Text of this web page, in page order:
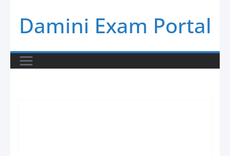
content
Damini Exam Portal